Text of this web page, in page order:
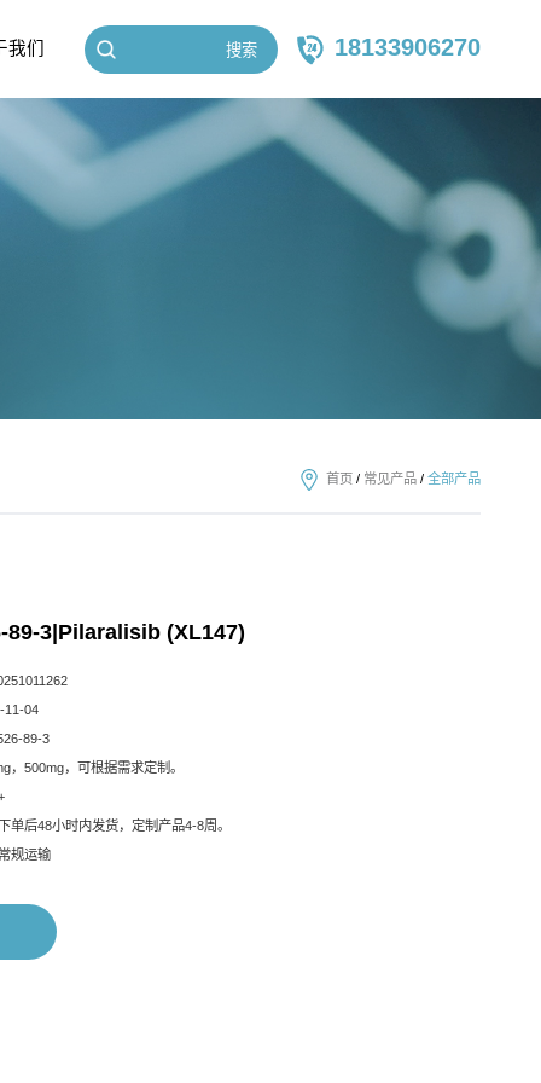
我们 搜索 18133906270
首页 / 常见产品 / 全部产品
89-3|Pilaralisib (XL147)
11-04
89-3
，500mg，可根据需求定制。
单后48小时内发货，定制产品4-8周。
规运输